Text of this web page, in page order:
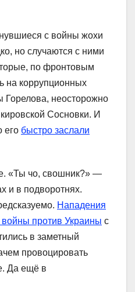
с войны жохи
но случаются с ними
по фронтовым
на коррупционных
Горелова, неосторожно
Сосновки. И
его быстро заслали
«Ты чо, свошник?» —
и в подворотнях.
Нападения
войны против Украины с
в заметный
провоцировать
Да ещё в